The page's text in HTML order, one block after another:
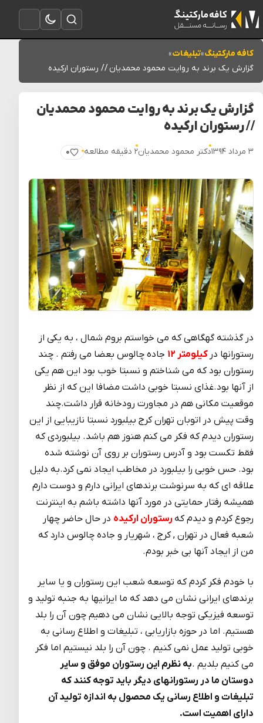
باز کردن منو
تغییر به حالت تاریک
باز کردن جستجو
کافه مارکتینگ»تبلیغات»
گزارش یک برند به روایت محمود محمدیان // رستوران ارکیده
گزارش یک برند به روایت محمود محمدیان
// رستوران ارکیده
۳ مرداد ۱۳۹۴ دکتر محمود محمدیان۲ دقیقه مطالعه ۰
پسندیدن
در گذشته گهگاهی که می خواستم بروم شمال ، به یکی از
رستورانها در کیلومتر ۱۲
جاده چالوس بعضا می رفتم . چند
رستوران بود که می شناختم و نسبتا خوب بود این هم یکی
از آنها بود.غذای نسبتا خوبی داشت مضافا این که از نظر
موقعیت مکانی هم در مجاورت رودخانه قرار داشت.چند
وقت پیش در اتوبان تهران کرج بیلبورد نسبتا نازیبایی از این
رستوران دیدم که فکر می کنم هنوز هم باشد. بیلبوردی که
فقط تکست بود و آدرس رستوران بر روی آن نوشته شده
بود. حس خوبی را بیلبورد در مخاطب ایجاد نمی کرد.به دلیل
علاقه ای که به سرنوشت برندهای ایرانی دارم و دوست دارم
همیشه رفتار حمایتی در مورد آنها داشته باشم به اینترنت
رجوع کردم و دیدم که رستوران ارکیده در حال حاضر چهار
شعبه فعال در تهران , کرج ، شهریار و جاده چالوس دارد که
من از ایجاد آنها بی خبر بودم.
با خودم فکر کردم که توسعه شعب این رستوران و یا سایر
برندهای ایرانی نشان می دهد که ما ایرانیها به جنبه تولید و
توسعه فیزیکی توجه بالایی نشان می دهیم چون آن را بلد
هستیم. اما در حوزه بازاریابی ، تبلیغات و اطلاع رسانی به
خوبی تولید عمل نمی کنیم . چون آن را بلد نیستیم اما فکر
می کنیم بلدیم .به نظرم این رستوران موفق و سایر
دوستان ما در رستورانهای دیگر باید توجه کنند که
تبلیغات و اطلاع رسانی یک محصول به اندازه تولید آن
دارای اهمیت است.